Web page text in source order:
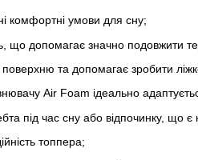
комфортні умови для сну;
що допомагає значно подовжити
поверхню та допомагає зробити
Air Foam ідеально
під час сну або відпочинку, що
топпера;